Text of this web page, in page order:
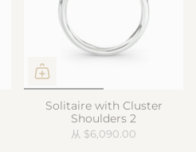
Solitaire with Cluster
Shoulders 2
从 $6,090.00